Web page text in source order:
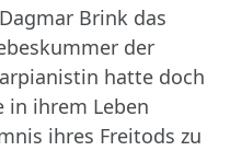
Brink das
der
hatte doch
in ihrem Leben
ihres Freitods zu